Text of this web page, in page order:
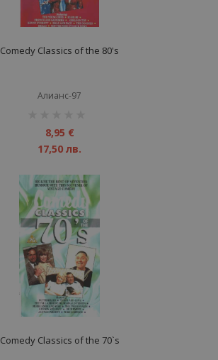
Comedy Classics of the 80's
Алианс-97
8,95 €
17,50 лв.
Comedy Classics of the 70`s